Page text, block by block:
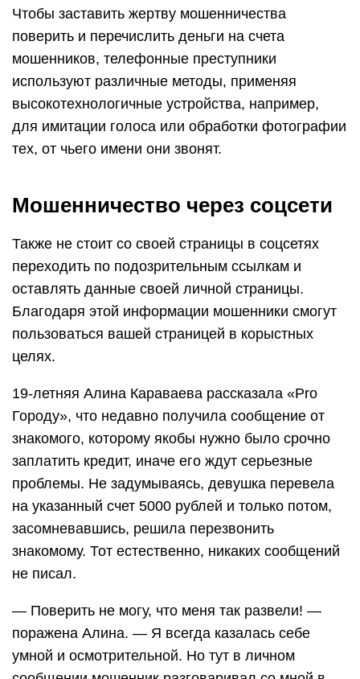
Чтобы заставить жертву мошенничества
поверить и перечислить деньги на счета
мошенников, телефонные преступники
используют различные методы, применяя
высокотехнологичные устройства, например,
для имитации голоса или обработки фотографии
тех, от чьего имени они звонят.
Мошенничество через соцсети
Также не стоит со своей страницы в соцсетях
переходить по подозрительным ссылкам и
оставлять данные своей личной страницы.
Благодаря этой информации мошенники смогут
пользоваться вашей страницей в корыстных
целях.
19-летняя Алина Караваева рассказала «Pro
Городу», что недавно получила сообщение от
знакомого, которому якобы нужно было срочно
заплатить кредит, иначе его ждут серьезные
проблемы. Не задумываясь, девушка перевела
на указанный счет 5000 рублей и только потом,
засомневавшись, решила перезвонить
знакомому. Тот естественно, никаких сообщений
не писал.
— Поверить не могу, что меня так развели! —
поражена Алина. — Я всегда казалась себе
умной и осмотрительной. Но тут в личном